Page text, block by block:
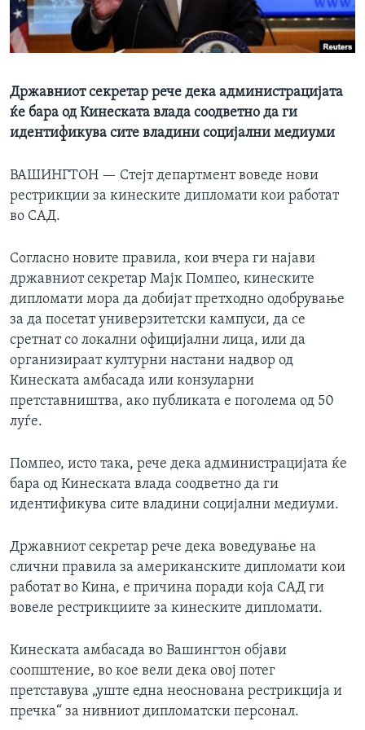
ИНТЕРВЈУА
Јазици
Државниот секретар рече дека администрацијата
ќе бара од Кинеската влада соодветно да ги
идентификува сите владини социјални медиуми
ВАШИНГТОН — Стејт департмент воведе нови
рестрикции за кинеските дипломати кои работат
во САД.
Согласно новите правила, кои вчера ги најави
државниот секретар Мајк Помпео, кинеските
дипломати мора да добијат претходно одобрување
за да посетат универзитетски кампуси, да се
сретнат со локални официјални лица, или да
организираат културни настани надвор од
Кинеската амбасада или конзуларни
претставништва, ако публиката е поголема од 50
луѓе.
Помпео, исто така, рече дека администрацијата ќе
бара од Кинеската влада соодветно да ги
идентификува сите владини социјални медиуми.
Државниот секретар рече дека воведување на
слични правила за американските дипломати кои
работат во Кина, е причина поради која САД ги
вовеле рестрикциите за кинеските дипломати.
Кинеската амбасада во Вашингтон објави
соопштение, во кое вели дека овој потег
претставува „уште една неоснована рестрикција и
пречка“ за нивниот дипломатски персонал.